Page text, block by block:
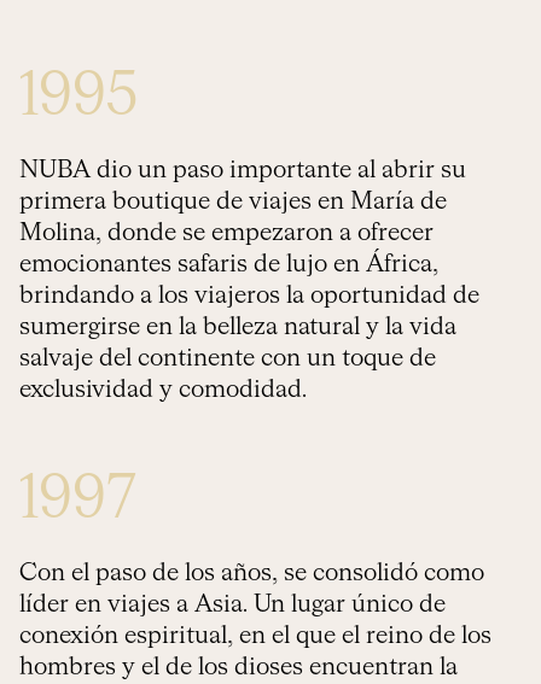
1995
NUBA dio un paso importante al abrir su
primera boutique de viajes en María de
Molina, donde se empezaron a ofrecer
emocionantes safaris de lujo en África,
brindando a los viajeros la oportunidad de
sumergirse en la belleza natural y la vida
salvaje del continente con un toque de
exclusividad y comodidad.
1997
Con el paso de los años, se consolidó como
líder en viajes a Asia. Un lugar único de
conexión espiritual, en el que el reino de los
hombres y el de los dioses encuentran la